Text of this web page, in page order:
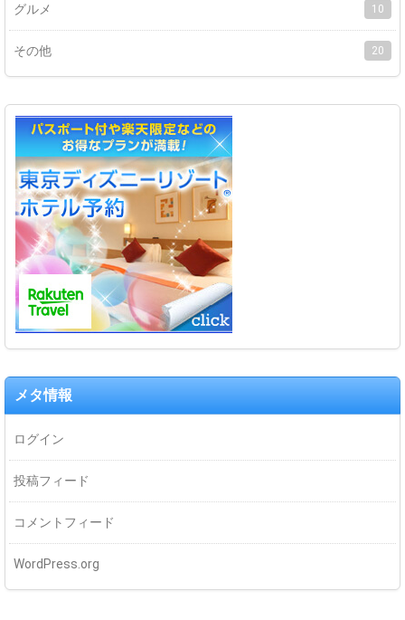
グルメ 10
その他 20
メタ情報
ログイン
投稿フィード
コメントフィード
WordPress.org